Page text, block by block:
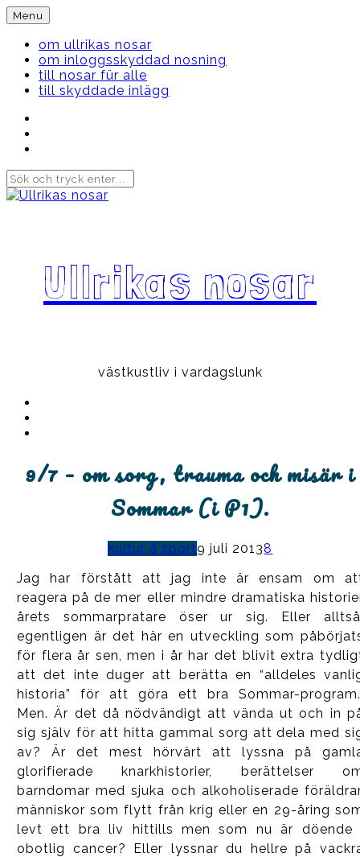
Skip
to
content
Menu
om ullrikas nosar
om inloggsskyddad nosning
till nosar für alle
till skyddade inlägg
Ullrikas nosar
västkustliv i vardagslunk
9/7 – om sorg, trauma och misär i
Sommar (i P1).
kultur å sport9 juli 20138
Jag har förstått att jag inte är ensam om
reagera på de mer eller mindre dramatiska
årets sommarpratare öser ur sig. Eller
egentligen är det här en utveckling som
för flera år sen, men i år har det blivit extra
att det inte duger att berätta en “alldeles
historia” för att göra ett bra Sommar-
Men. Är det då nödvändigt att vända ut och in
sig själv för att hitta gammal sorg att dela med
av? Är det mest hörvärt att lyssna på
glorifierade knarkhistorier, berättelser
barndomar med sjuka och alkoholiserade
människor som flytt från krig eller en 29-åring
levt ett bra liv hittills men som nu är döende
obotlig cancer? Eller lyssnar du hellre på